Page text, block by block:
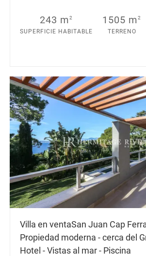
243 m2
SUPERFICIE HABITABLE
1505 m2
TERRENO
Villa en ventaSan Juan Cap
Propiedad moderna - cerca del
Hotel - Vistas al mar - Piscina